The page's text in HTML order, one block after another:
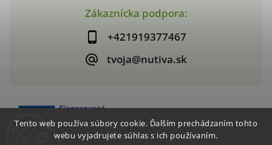
Tento web používa súbory cookie. Ďalším prechádzaním tohto
webu vyjadrujete súhlas s ich používaním.
Zákaznícka podpora:
+421919377467
tvoja@nutiva.sk